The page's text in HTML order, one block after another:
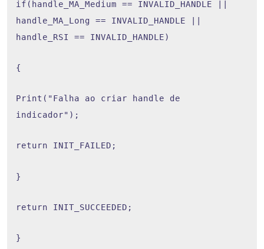
if(handle_MA_Medium == INVALID_HANDLE ||
handle_MA_Long == INVALID_HANDLE ||
handle_RSI == INVALID_HANDLE)
{
Print("Falha ao criar handle de
indicador");
return INIT_FAILED;
}
return INIT_SUCCEEDED;
}